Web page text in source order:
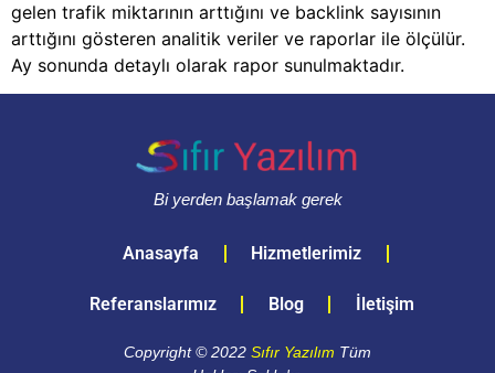
gelen trafik miktarının arttığını ve backlink sayısının
arttığını gösteren analitik veriler ve raporlar ile ölçülür.
Ay sonunda detaylı olarak rapor sunulmaktadır.
Bi yerden başlamak gerek
Anasayfa Hizmetlerimiz
Referanslarımız Blog İletişim
Copyright © 2022 Sıfır Yazılım Tüm